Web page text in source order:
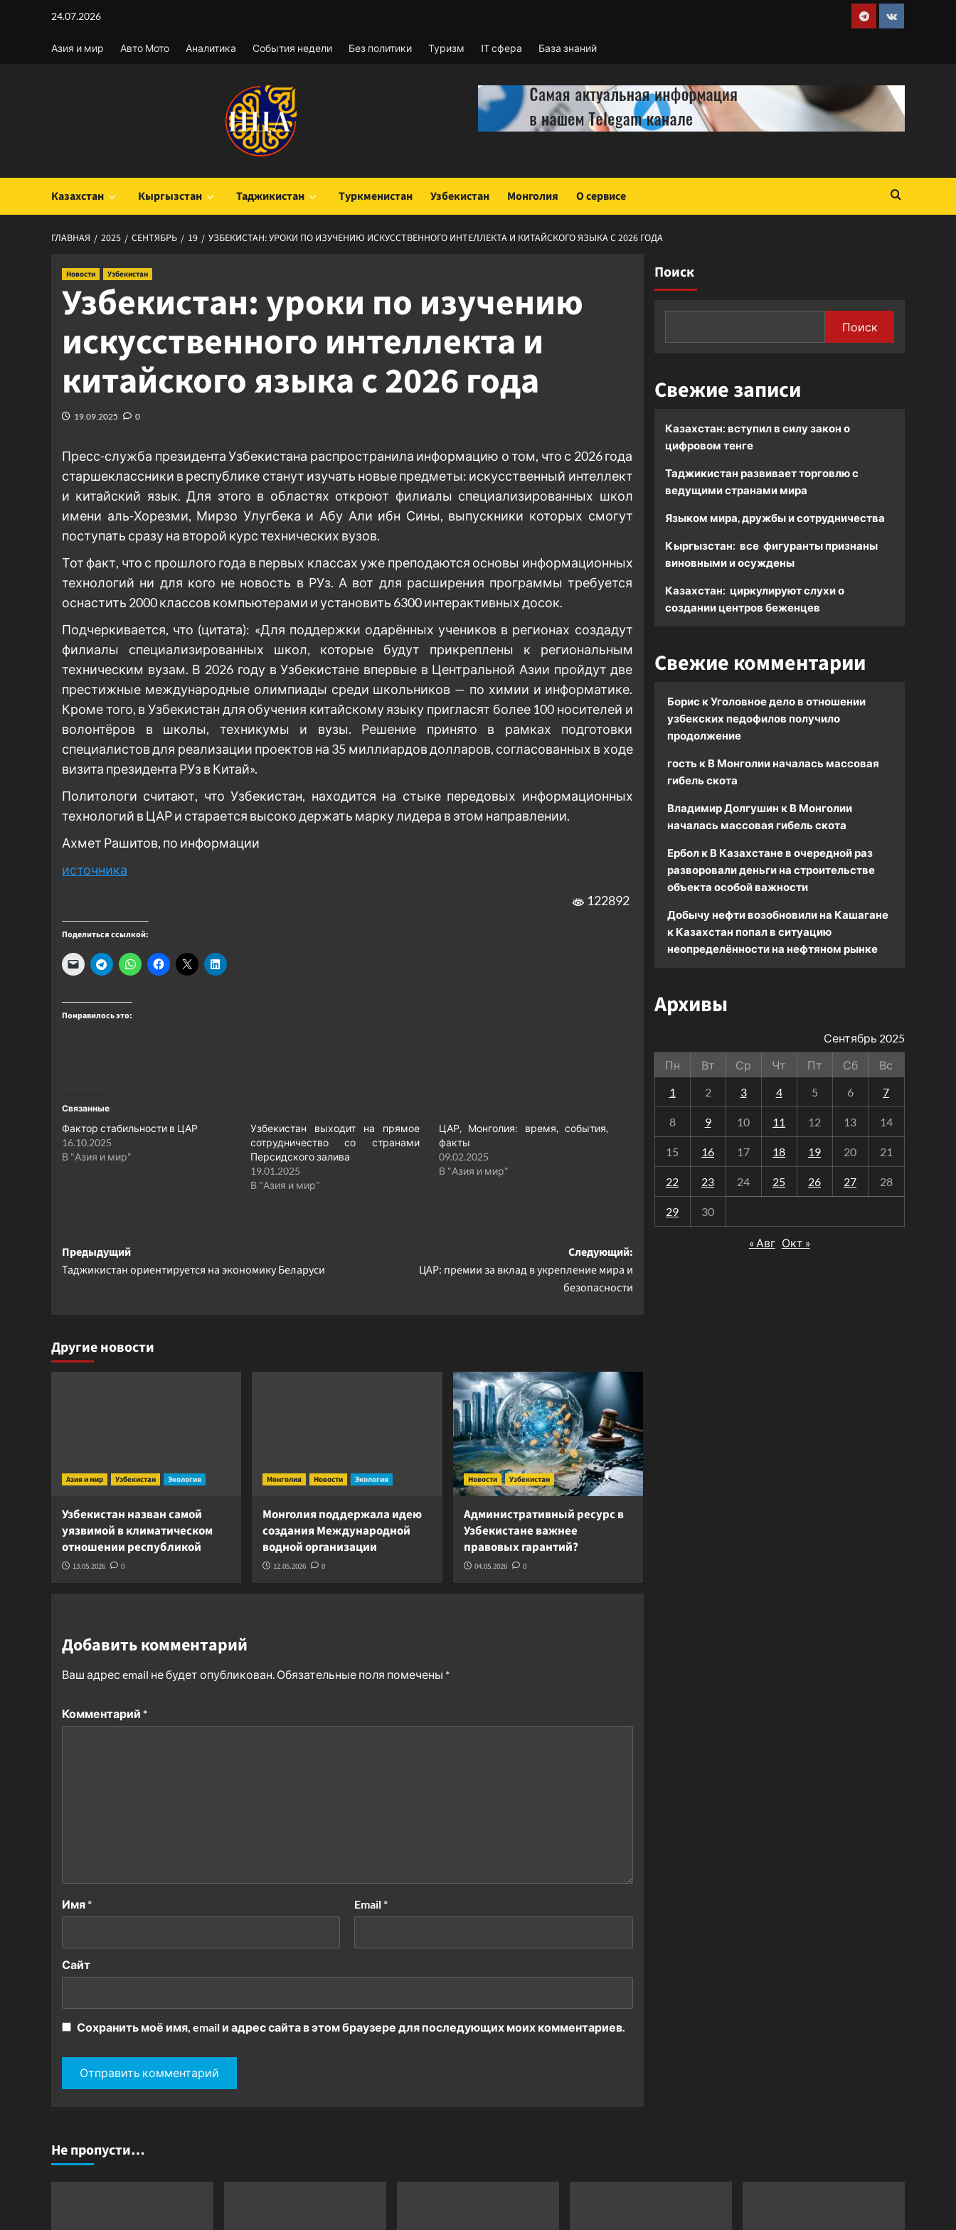
содержимому
24.07.2026
Азия и мир Авто Мото Аналитика События недели Без политики Туризм IT сфера База знаний
Telegram
VK
Казахстан Кыргызстан Таджикистан Туркменистан Узбекистан Монголия О сервисе
ГЛАВНАЯ 2025 СЕНТЯБРЬ 19 УЗБЕКИСТАН: УРОКИ ПО ИЗУЧЕНИЮ ИСКУССТВЕННОГО ИНТЕЛЛЕКТА И КИТАЙСКОГО ЯЗЫКА С 2026 ГОДА
Новости Узбекистан
Узбекистан: уроки по изучению
искусственного интеллекта и
китайского языка с 2026 года
19.09.2025 0
Пресс-служба президента Узбекистана распространила информацию о том, что с 2026 года
старшеклассники в республике станут изучать новые предметы: искусственный интеллект
и китайский язык. Для этого в областях откроют филиалы специализированных школ
имени аль-Хорезми, Мирзо Улугбека и Абу Али ибн Сины, выпускники которых смогут
поступать сразу на второй курс технических вузов.
Тот факт, что с прошлого года в первых классах уже преподаются основы информационных
технологий ни для кого не новость в РУз. А вот для расширения программы требуется
оснастить 2000 классов компьютерами и установить 6300 интерактивных досок.
Подчеркивается, что (цитата): «Для поддержки одарённых учеников в регионах создадут
филиалы специализированных школ, которые будут прикреплены к региональным
техническим вузам. В 2026 году в Узбекистане впервые в Центральной Азии пройдут две
престижные международные олимпиады среди школьников — по химии и информатике.
Кроме того, в Узбекистан для обучения китайскому языку пригласят более 100 носителей и
волонтёров в школы, техникумы и вузы. Решение принято в рамках подготовки
специалистов для реализации проектов на 35 миллиардов долларов, согласованных в ходе
визита президента РУз в Китай».
Политологи считают, что Узбекистан, находится на стыке передовых информационных
технологий в ЦАР и старается высоко держать марку лидера в этом направлении.
Ахмет Рашитов, по информации
источника
122892
Поделиться ссылкой:
Понравилось это:
Связанные
Фактор стабильности в ЦАР
16.10.2025
В "Азия и мир"
Узбекистан выходит на прямое
сотрудничество со странами
Персидского залива
19.01.2025
В "Азия и мир"
ЦАР, Монголия: время, события,
факты
09.02.2025
В "Азия и мир"
Навигация
записи
Предыдущий
Таджикистан ориентируется на экономику Беларуси
Следующий:
ЦАР: премии за вклад в укрепление мира и
безопасности
Другие новости
Азия и мир Узбекистан Экология
Узбекистан назван самой
уязвимой в климатическом
отношении республикой
13.05.2026 0
Монголия Новости Экология
Монголия поддержала идею
создания Международной
водной организации
12.05.2026 0
Новости Узбекистан
Административный ресурс в
Узбекистане важнее
правовых гарантий?
04.05.2026 0
Добавить комментарий
Ваш адрес email не будет опубликован. Обязательные поля помечены *
Комментарий *
Имя* Email*
Сайт
Сохранить моё имя, email и адрес сайта в этом браузере для последующих моих комментариев.
Поиск
Поиск
Свежие записи
Казахстан: вступил в силу закон о
цифровом тенге
Таджикистан развивает торговлю с
ведущими странами мира
Языком мира, дружбы и сотрудничества
Кыргызстан: все фигуранты признаны
виновными и осуждены
Казахстан: циркулируют слухи о
создании центров беженцев
Свежие комментарии
БорискУголовное дело в отношении
узбекских педофилов получило
продолжение
гостьк В Монголии началась массовая
гибель скота
Владимир Долгушин к В Монголии
началась массовая гибель скота
Ерболк В Казахстане в очередной раз
разворовали деньги на строительстве
объекта особой важности
Добычу нефти возобновили на Кашагане
к Казахстан попал в ситуацию
неопределённости на нефтяном рынке
Архивы
Сентябрь 2025
Пн
Вт Ср Чт Пт Сб
Вс
1
2 3 4 5 6 7
8 9 10 11 12 13 14
15 16 17 18 19 20 21
22 23 24 25 26 27 28
29 30
« Авг Окт »
Не пропусти…